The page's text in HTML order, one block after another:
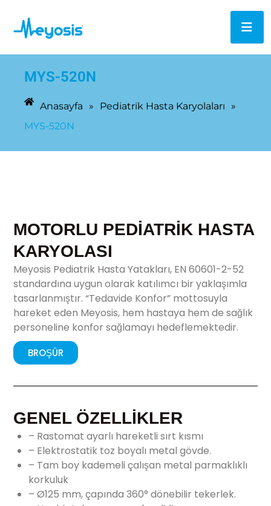
MYS-520N
Anasayfa » Pediatrik Hasta Karyolaları
»
MYS-520N
MOTORLU PEDİATRİK HASTA
KARYOLASI
Meyosis Pediatrik Hasta Yatakları, EN 60601-2-52
standardına uygun olarak katılımcı bir yaklaşımla
tasarlanmıştır. “Tedavide Konfor” mottosuyla
hareket eden Meyosis, hem hastaya hem de sağlık
personeline konfor sağlamayı hedeflemektedir.
BROŞÜR
GENEL ÖZELLİKLER
– Rastomat ayarlı hareketli sırt kısmı
– Elektrostatik toz boyalı metal gövde.
– Tam boy kademeli çalışan metal parmaklıklı
korkuluk
– Ø125 mm, çapında 360° dönebilir tekerlek.